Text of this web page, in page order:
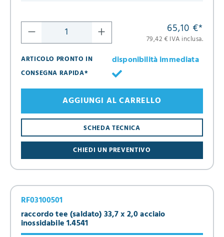
65,10 €*
79,42 € IVA inclusa.
ARTICOLO PRONTO IN
disponibilità immediata
CONSEGNA RAPIDA*
CHIEDI UN PREVENTIVO
SCHEDA TECNICA
AGGIUNGI AL CARRELLO
raccordo tee (saldato) 33,7 x 2,0 acciaio
inossidabile 1.4541
RF03100501